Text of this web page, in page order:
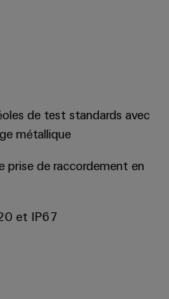
de test standards avec
métallique
prise de raccordement en
et IP67